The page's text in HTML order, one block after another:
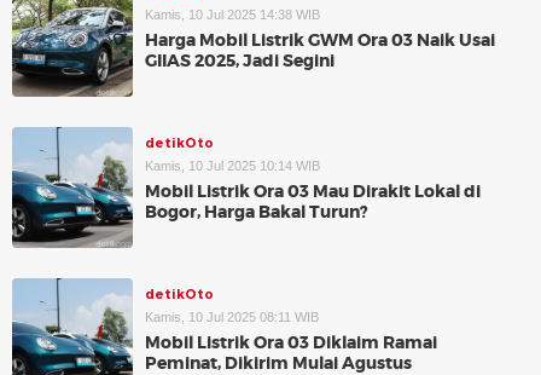
Kamis, 10 Jul 2025 14:38 WIB
Harga Mobil Listrik GWM Ora 03 Naik Usai
GIIAS 2025, Jadi Segini
detikOto
Kamis, 10 Jul 2025 10:14 WIB
Mobil Listrik Ora 03 Mau Dirakit Lokal di
Bogor, Harga Bakal Turun?
detikOto
Kamis, 10 Jul 2025 08:11 WIB
Mobil Listrik Ora 03 Diklaim Ramai
Peminat, Dikirim Mulai Agustus